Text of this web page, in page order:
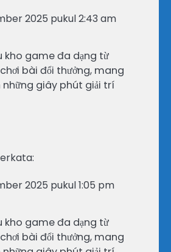
2025 pukul 2:43 am
kho game đa dạng từ
bài đổi thưởng, mang
những giây phút giải trí
2025 pukul 1:05 pm
kho game đa dạng từ
bài đổi thưởng, mang